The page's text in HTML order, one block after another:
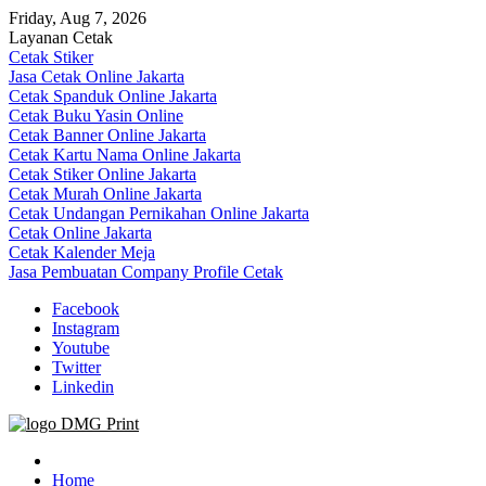
Skip
to
content
Friday, Aug 7, 2026
Layanan Cetak
Cetak Stiker
Jasa Cetak Online Jakarta
Cetak Spanduk Online Jakarta
Cetak Buku Yasin Online
Cetak Banner Online Jakarta
Cetak Kartu Nama Online Jakarta
Cetak Stiker Online Jakarta
Cetak Murah Online Jakarta
Cetak Undangan Pernikahan Online Jakarta
Cetak Online Jakarta
Cetak Kalender Meja
Jasa Pembuatan Company Profile Cetak
Facebook
Instagram
Youtube
Twitter
Linkedin
Jasa Cetak Online DMG Printing
Home